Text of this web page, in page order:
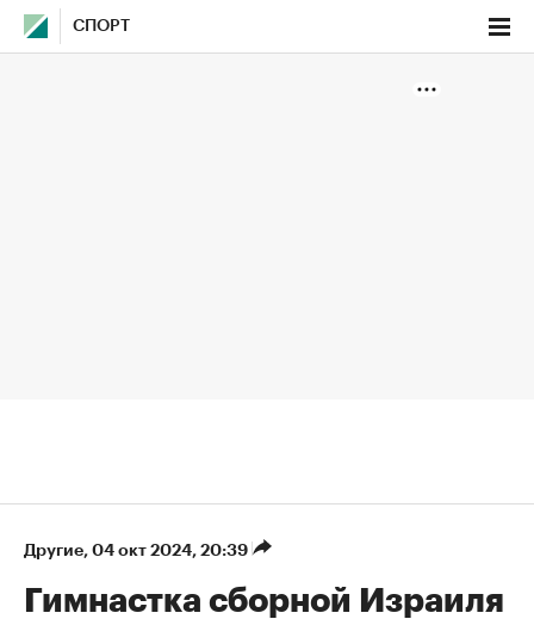
СПОРТ
Другие⁠, 04 окт 2024, 20:39
Гимнастка сборной Израиля